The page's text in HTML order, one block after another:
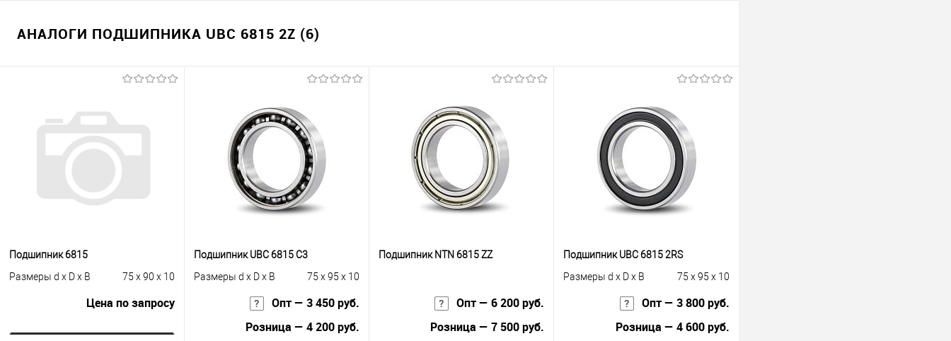
АНАЛОГИ ПОДШИПНИКА UBC 6815 2Z (6)
Подшипник 6815
Размеры d x D x B
75 x 90 x 10
Цена по запросу
Подшипник UBC 6815 C3
Размеры d x D x B
75 x 95 x 10
Опт — 3 450 руб.
Розница — 4 200 руб.
Подшипник NTN 6815 ZZ
Опт — 6 200 руб.
Розница — 7 500 руб.
Подшипник UBC 6815 2RS
Размеры d x D x B
75 x 95 x 10
Опт — 3 800 руб.
Розница — 4 600 руб.